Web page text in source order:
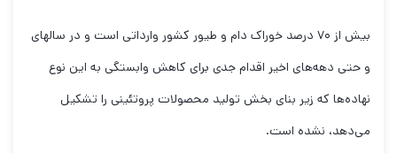
بیش از ۷۰ درصد خوراک دام و طیور کشور وارداتی است و در سالهای
و حتی دهه‌های اخیر اقدام جدی برای کاهش وابستگی به این نوع
نهاده‌ها که زیر بنای بخش تولید محصولات پروتئینی را تشکیل
می‌دهد، نشده است.